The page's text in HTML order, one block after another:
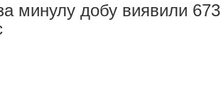
минулу добу виявили 673